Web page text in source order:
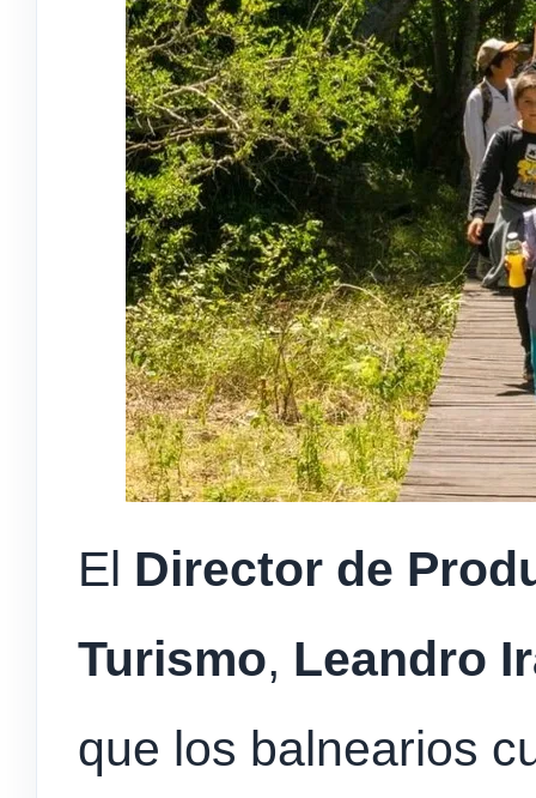
El Director de
Turismo, Leandro
que los balnearios